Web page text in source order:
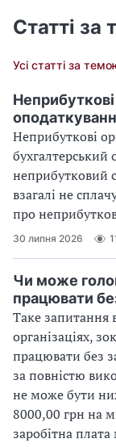
Статті за
Усі статті за
Неприбуткові
Неприбуткові
бухгалтерський
неприбутковий
взагалі не
про
30 липня 2026
Чи може
працювати
Таке запитання
організаціях,
працювати без
за повністю
не може бути
8000,00 грн на
заробітна